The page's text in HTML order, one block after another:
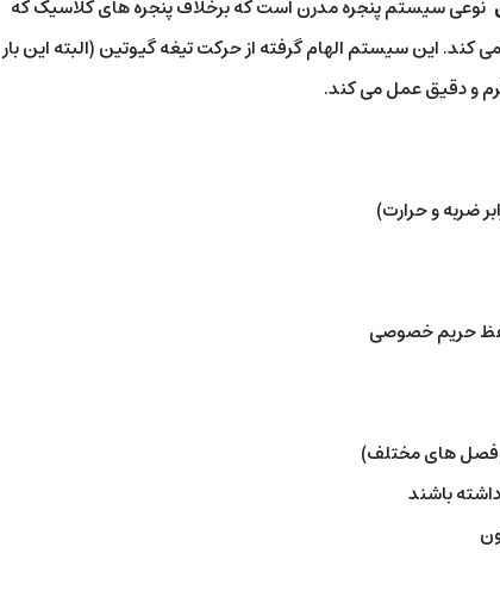
نوعی سیستم پنجره مدرن است که برخلاف پنجره های کلاسیک که
کند. این سیستم الهام گرفته از حرکت تیغه گیوتین (البته این بار
و دقیق عمل می کند.
ضربه و حرارت)
حریم خصوصی
فصل های مختلف)
باشند